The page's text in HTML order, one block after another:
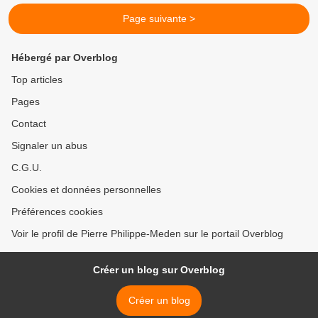
Page suivante >
Hébergé par Overblog
Top articles
Pages
Contact
Signaler un abus
C.G.U.
Cookies et données personnelles
Préférences cookies
Voir le profil de Pierre Philippe-Meden sur le portail Overblog
Créer un blog sur Overblog
Créer un blog